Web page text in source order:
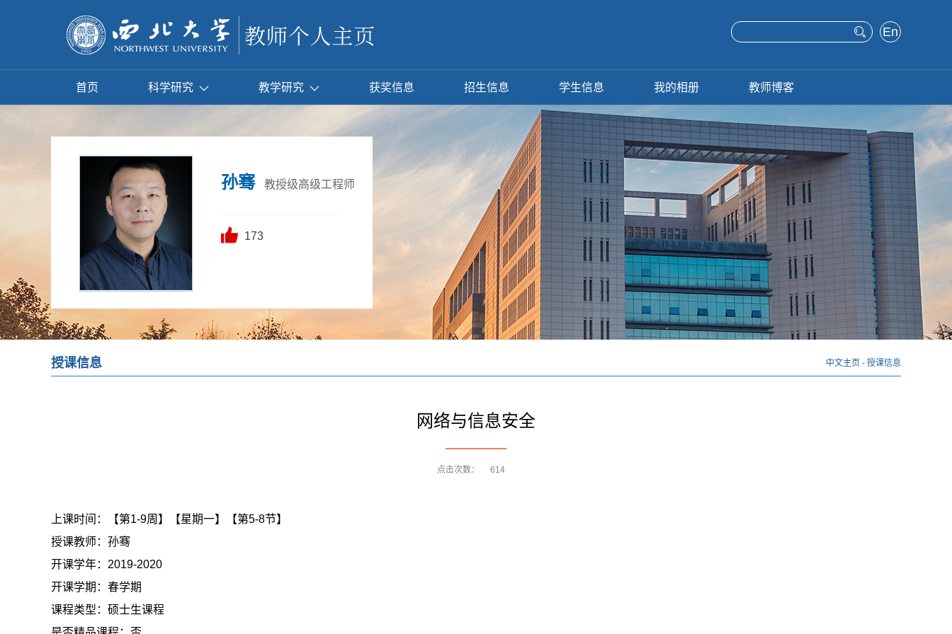
En
h
首页 科学研究 教学研究 获奖信息 招生信息 学生信息 我的相册 教师博客
孙骞 教授级高级工程师
173
授课信息 中文主页 - 授课信息
网络与信息安全
点击次数： 614
上课时间：
【第1-9周】【星期一】【第5-8节】
授课教师： 孙骞
开课学年： 2019-2020
开课学期： 春学期
课程类型： 硕士生课程